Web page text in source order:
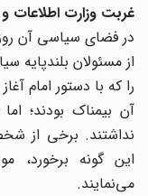
غربت وزارت اطلاعات و
در فضای سیاسی آن
از مسئولان بلندپایه
را که با دستور امام
آن بیمناک بودند؛
نداشتند. برخی از
این گونه برخورد،
می‌نمایند.